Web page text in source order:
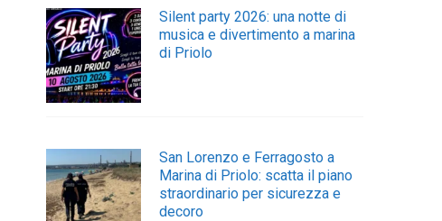
Silent party 2026: una notte di
musica e divertimento a marina
di Priolo
San Lorenzo e Ferragosto a
Marina di Priolo: scatta il piano
straordinario per sicurezza e
decoro